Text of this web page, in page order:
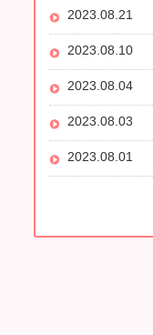
2023.08.21
2023.08.10
2023.08.04
2023.08.03
2023.08.01